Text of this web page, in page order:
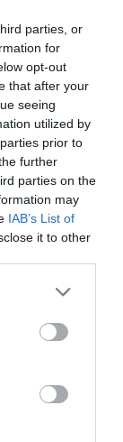
parties, or
for
opt-out
that after your
seeing
utilized by
prior to
further
parties on the
may
IAB’s List of
it to other
La
la
el
UCO